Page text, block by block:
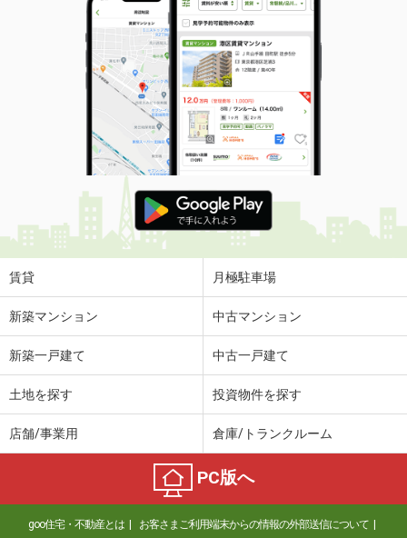
賃貸 月極駐車場
新築マンション 中古マンション
新築一戸建て 中古一戸建て
土地を探す 投資物件を探す
店舗/事業用 倉庫/トランクルーム
PC版へ
goo住宅・不動産とは お客さまご利用端末からの情報の外部送信について